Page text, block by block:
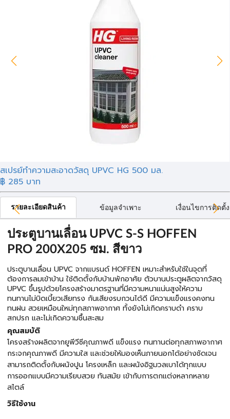
สเปรย์ทำความสะอาดวัสดุ UPVC HG 500 มล.
฿ 285 บาท
รายละเอียดสินค้า ข้อมูลจำเพาะ เงื่อนไขการติดตั้ง
ประตูบานเลื่อน UPVC S-S HOFFEN
PRO 200X205 ซม. สีขาว
ประตูบานเลื่อน UPVC จากแบรนด์ HOFFEN เหมาะสำหรับใช้ในจุดที่
ต้องการลมเข้าบ้าน ใช้ติดตั้งกับบ้านพักอาศัย ตัวบานประตูผลิตจากวัสดุ
UPVC ขึ้นรูปด้วยโครงสร้างมาตรฐานที่มีความหนาแน่นสูงให้ความ
ทนทานไม่บิดเบี้ยวเสียทรง กันเสียงรบกวนได้ดี มีความแข็งแรงคงทน
ทนฝน สวยเหมือนใหม่ทุกสภาพอากาศ ทั้งยังไม่เกิดคราบดำ คราบ
สกปรก และไม่เกิดความชื้นสะสม
คุณสมบัติ
โครงสร้างผลิตจากยูพีวีซีคุณภาพดี แข็งแรง ทนทานต่อทุกสภาพอากาศ
กระจกคุณภาพดี มีความใส และช่วยให้มองเห็นภายนอกได้อย่างชัดเจน
สามารถติดตั้งกับผนังปูน โครงเหล็ก และผนังอิฐมวลเบาได้ทุกแบบ
การออกแบบมีความเรียบสวย ทันสมัย เข้ากับการตกแต่งหลากหลาย
สไตล์
วิธีใช้งาน